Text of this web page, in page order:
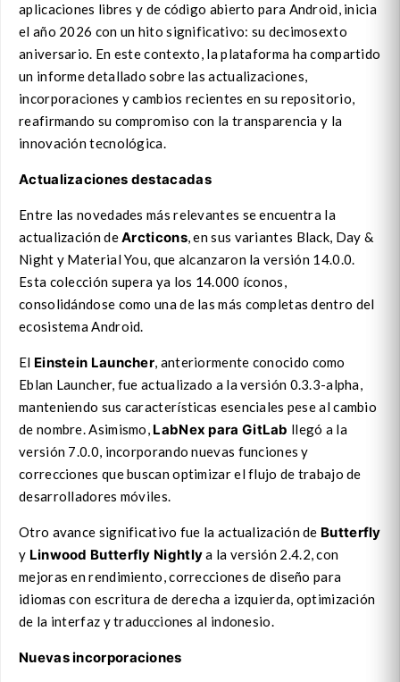
aplicaciones libres y de código abierto para Android, inicia
el año 2026 con un hito significativo: su decimosexto
aniversario. En este contexto, la plataforma ha compartido
un informe detallado sobre las actualizaciones,
incorporaciones y cambios recientes en su repositorio,
reafirmando su compromiso con la transparencia y la
innovación tecnológica.
Actualizaciones destacadas
Entre las novedades más relevantes se encuentra la
actualización deArcticons, en sus variantes Black, Day &
Night y Material You, que alcanzaron la versión 14.0.0.
Esta colección supera ya los 14.000 íconos,
consolidándose como una de las más completas dentro del
ecosistema Android.
El Einstein Launcher, anteriormente conocido como
Eblan Launcher, fue actualizado a la versión 0.3.3-alpha,
manteniendo sus características esenciales pese al cambio
de nombre. Asimismo, LabNex para GitLab llegó a la
versión 7.0.0, incorporando nuevas funciones y
correcciones que buscan optimizar el flujo de trabajo de
desarrolladores móviles.
Otro avance significativo fue la actualización de Butterfly
y Linwood Butterfly Nightlya la versión 2.4.2, con
mejoras en rendimiento, correcciones de diseño para
idiomas con escritura de derecha a izquierda, optimización
de la interfaz y traducciones al indonesio.
Nuevas incorporaciones